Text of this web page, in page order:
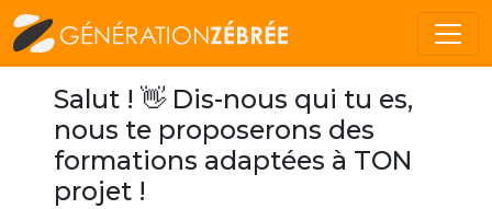
Salut ! 👋 Dis-nous qui tu es,
nous te proposerons des
formations adaptées à TON
projet !